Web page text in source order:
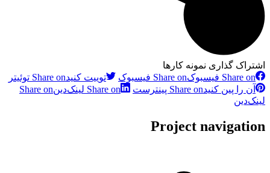
اشتراک گذاری نمونه کارها
Share on فیسبوک
Share on فیسبوک توییت کنیدShare on توئیتر
آن را پین کنیدShare on پینترست Share on لینک‌دین
Share on
لینک‌دین
Project navigation